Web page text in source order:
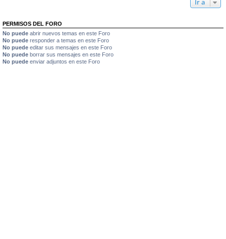
Ir a
PERMISOS DEL FORO
No puede abrir nuevos temas en este Foro
No puede responder a temas en este Foro
No puede editar sus mensajes en este Foro
No puede borrar sus mensajes en este Foro
No puede enviar adjuntos en este Foro